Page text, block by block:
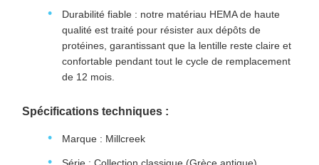
Durabilité fiable : notre matériau HEMA de haute
qualité est traité pour résister aux dépôts de
protéines, garantissant que la lentille reste claire et
confortable pendant tout le cycle de remplacement
de 12 mois.
Spécifications techniques :
Marque : Millcreek